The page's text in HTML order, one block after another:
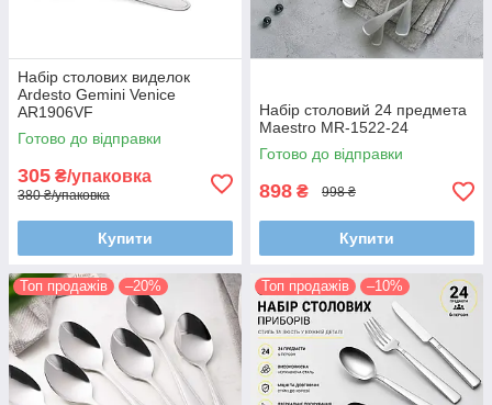
Набір столових виделок
Ardesto Gemini Venice
AR1906VF
Готово до відправки
305 ₴/упаковка
380 ₴/упаковка
Купити
Набір столовий 24 предмета
Maestro MR-1522-24
Готово до відправки
898 ₴ 998 ₴
Купити
Топ продажів –20% Топ продажів –10%